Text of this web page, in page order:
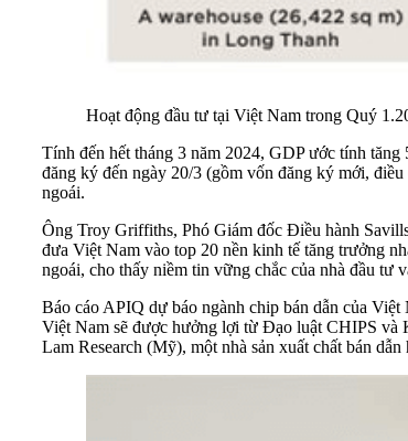
Hoạt động đầu tư tại Việt Nam trong Quý
Tính đến hết tháng 3 năm 2024, GDP ước tính
đăng ký đến ngày 20/3 (gồm vốn đăng ký mới,
ngoái.
Ông Troy Griffiths, Phó Giám đốc Điều hành
đưa Việt Nam vào top 20 nền kinh tế tăng trưởng
ngoái, cho thấy niềm tin vững chắc của nhà đầu tư
Báo cáo APIQ dự báo ngành chip bán dẫn của
Việt Nam sẽ được hưởng lợi từ Đạo luật CHIPS và
Lam Research (Mỹ), một nhà sản xuất chất bán